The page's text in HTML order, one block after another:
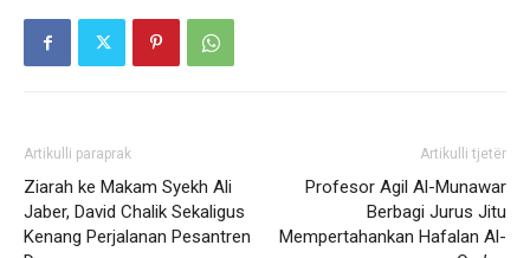
Artikulli paraprak
Ziarah ke Makam Syekh Ali
Jaber, David Chalik Sekaligus
Kenang Perjalanan Pesantren
Artikulli tjetër
Profesor Agil Al-Munawar
Berbagi Jurus Jitu
Mempertahankan Hafalan Al-